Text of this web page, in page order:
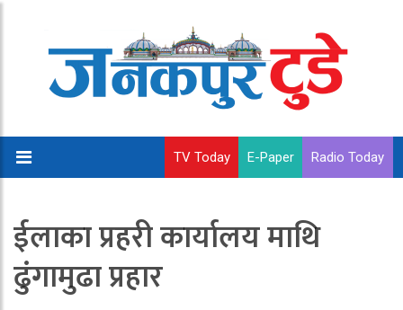
TV Today E-Paper Radio Today
ईलाका प्रहरी कार्यालय माथि
ढुंगामुढा प्रहार